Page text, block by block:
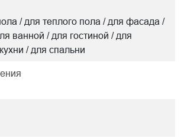
/ для теплого пола / для фасада /
ванной / для гостиной / для
/ для спальни